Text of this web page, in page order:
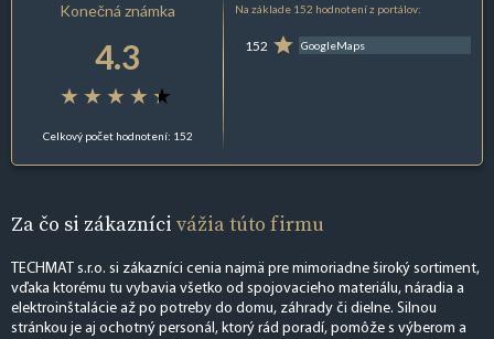
Konečná známka
4.3
Celkový počet hodnotení: 152
Na základe 152 hodnotení z portálov:
152 GoogleMaps
Za čo si zákazníci vážia túto firmu
TECHMAT s.r.o. si zákazníci cenia najmä pre mimoriadne široký sortiment,
vďaka ktorému tu vybavia všetko od spojovacieho materiálu, náradia a
elektroinštalácie až po potreby do domu, záhrady či dielne. Silnou
stránkou je aj ochotný personál, ktorý rád poradí, pomôže s výberom a